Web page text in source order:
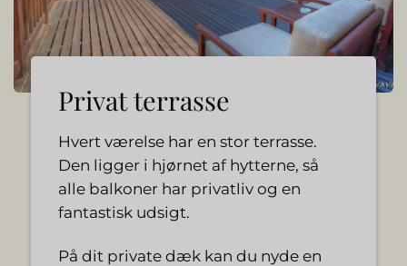
Privat terrasse
Hvert værelse har en stor terrasse.
Den ligger i hjørnet af hytterne, så
alle balkoner har privatliv og en
fantastisk udsigt.
På dit private dæk kan du nyde en